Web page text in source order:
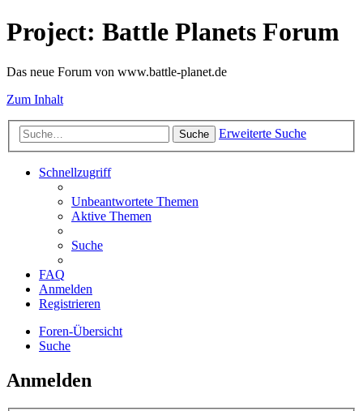
Project: Battle Planets Forum
Das neue Forum von www.battle-planet.de
Zum Inhalt
Suche Erweiterte Suche
Schnellzugriff
Unbeantwortete Themen
Aktive Themen
Suche
FAQ
Anmelden
Registrieren
Foren-Übersicht
Suche
Anmelden